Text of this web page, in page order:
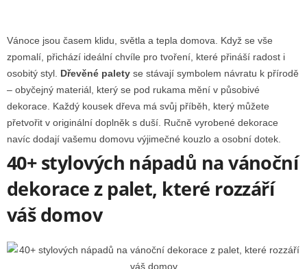
Vánoce jsou časem klidu, světla a tepla domova. Když se vše
zpomalí, přichází ideální chvíle pro tvoření, které přináší radost i
osobitý styl. Dřevěné palety se stávají symbolem návratu k přírodě
– obyčejný materiál, který se pod rukama mění v působivé
dekorace. Každý kousek dřeva má svůj příběh, který můžete
přetvořit v originální doplněk s duší. Ručně vyrobené dekorace
navíc dodají vašemu domovu výjimečné kouzlo a osobní dotek.
40+ stylových nápadů na vánoční
dekorace z palet, které rozzáří
váš domov